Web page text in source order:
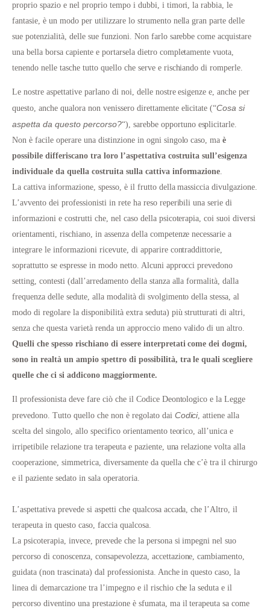
proprio spazio e nel proprio tempo i dubbi, i timori, la rabbia, le
fantasie, è un modo per utilizzare lo strumento nella gran parte delle
sue potenzialità, delle sue funzioni. Non farlo sarebbe come acquistare
una bella borsa capiente e portarsela dietro completamente vuota,
tenendo nelle tasche tutto quello che serve e rischiando di romperle.
Le nostre aspettative parlano di noi, delle nostre esigenze e, anche per
questo, anche qualora non venissero direttamente elicitate (“Cosa si
aspetta da questo percorso?“), sarebbe opportuno esplicitarle.
Non è facile operare una distinzione in ogni singolo caso, maè
possibile differiscano tra loro l’aspettativa costruita sull’esigenza
individuale da quella costruita sulla cattiva informazione.
La cattiva informazione, spesso, è il frutto della massiccia divulgazione.
L’avvento dei professionisti in rete ha reso reperibili una serie di
informazioni e costrutti che, nel caso della psicoterapia, coi suoi diversi
orientamenti, rischiano, in assenza della competenze necessarie a
integrare le informazioni ricevute, di apparire contraddittorie,
soprattutto se espresse in modo netto. Alcuni approcci prevedono
setting, contesti (dall’arredamento della stanza alla formalità, dalla
frequenza delle sedute, alla modalità di svolgimento della stessa, al
modo di regolare la disponibilità extra seduta) più strutturati di altri,
senza che questa varietà renda un approccio meno valido di un altro.
Quelli che spesso rischiano di essere interpretati come dei dogmi,
sono in realtà un ampio spettro di possibilità, tra le quali scegliere
quelle che ci si addicono maggiormente.
Il professionista deve fare ciò che il Codice Deontologico e la Legge
prevedono. Tutto quello che non è regolato dai Codici, attiene alla
scelta del singolo, allo specifico orientamento teorico, all’unica e
irripetibile relazione tra terapeuta e paziente, una relazione volta alla
cooperazione, simmetrica, diversamente da quella che c’è tra il chirurgo
e il paziente sedato in sala operatoria.
L’aspettativa prevede si aspetti che qualcosa accada, che l’Altro, il
terapeuta in questo caso, faccia qualcosa.
La psicoterapia, invece, prevede che la persona si impegni nel suo
percorso di conoscenza, consapevolezza, accettazione, cambiamento,
guidata (non trascinata) dal professionista. Anche in questo caso, la
linea di demarcazione tra l’impegno e il rischio che la seduta e il
percorso diventino una prestazione è sfumata, ma il terapeuta sa come